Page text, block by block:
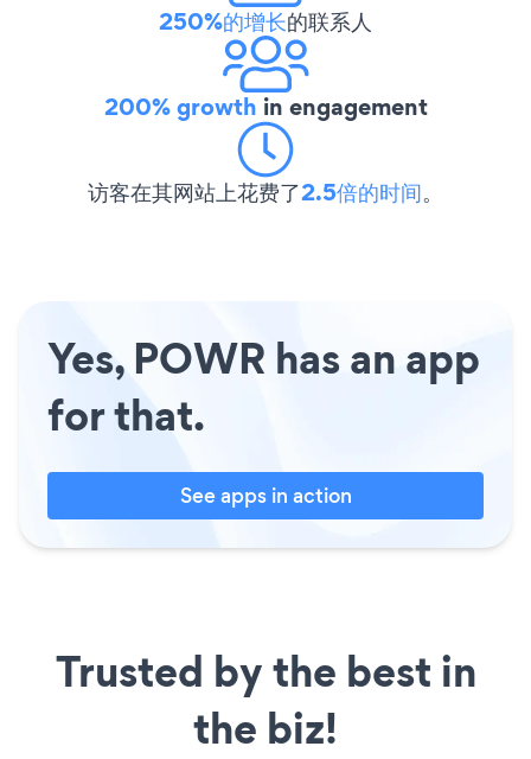
250%的增长的联系人
200% growth in engagement
访客在其网站上花费了2.5倍的时间。
Yes, POWR has an app
for that.
See apps in action
Trusted by the best in
the biz!